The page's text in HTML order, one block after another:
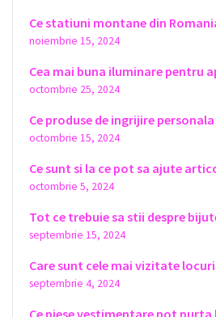
Ce statiuni montane din
noiembrie 15, 2024
Cea mai buna iluminare pentru
octombrie 25, 2024
Ce produse de ingrijire
octombrie 15, 2024
Ce sunt si la ce pot sa ajute
octombrie 5, 2024
Tot ce trebuie sa stii despre
septembrie 15, 2024
Care sunt cele mai vizitate
septembrie 4, 2024
Ce piese vestimentare pot